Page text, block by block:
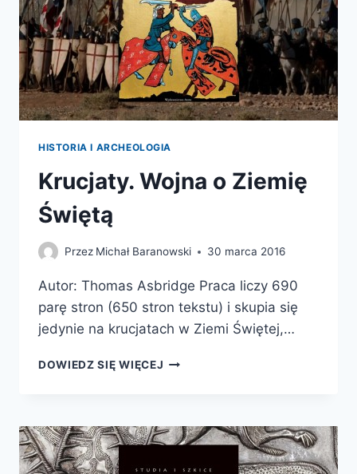
HISTORIA I ARCHEOLOGIA
Krucjaty. Wojna o Ziemię
Świętą
Przez Michał Baranowski 30 marca 2016
Autor: Thomas Asbridge Praca liczy 690
parę stron (650 stron tekstu) i skupia się
jedynie na krucjatach w Ziemi Świętej,…
DOWIEDZ SIĘ WIĘCEJ KRUCJATY.
ŚWIĘTĄ